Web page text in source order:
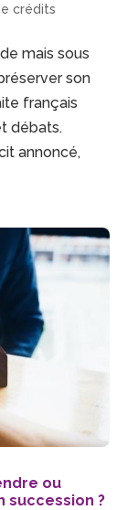
crédits
mais sous
son
français
débats.
annoncé,
ou
succession ?